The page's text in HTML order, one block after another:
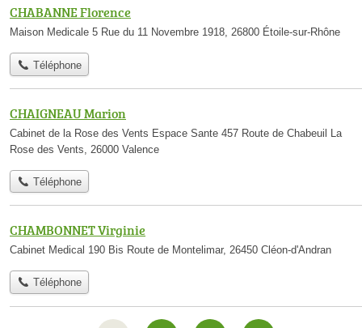
CHABANNE Florence
Maison Medicale 5 Rue du 11 Novembre 1918, 26800 Étoile-sur-Rhône
Téléphone
CHAIGNEAU Marion
Cabinet de la Rose des Vents Espace Sante 457 Route de Chabeuil La
Rose des Vents, 26000 Valence
Téléphone
CHAMBONNET Virginie
Cabinet Medical 190 Bis Route de Montelimar, 26450 Cléon-d'Andran
Téléphone